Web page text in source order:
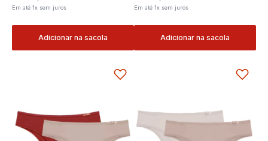
Em até1x sem juros
Adicionar na sacola
Em até 1x sem juros
Adicionar na sacola